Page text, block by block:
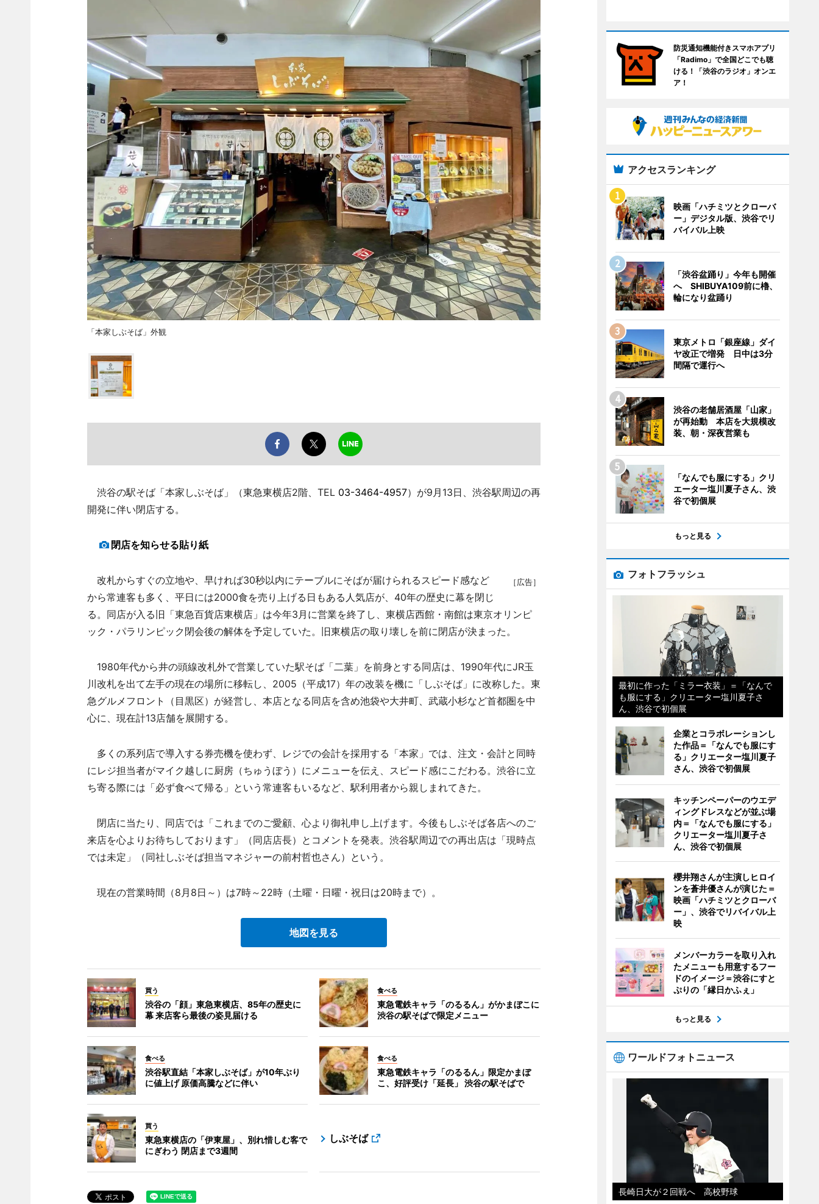
「本家しぶそば」外観
渋谷の駅そば「本家しぶそば」（東急東横店2階、TEL 03-3464-4957）が9月13日、渋谷駅周辺の再
開発に伴い閉店する。
閉店を知らせる貼り紙
［広告］
改札からすぐの立地や、早ければ30秒以内にテーブルにそばが届けられるスピード感など
から常連客も多く、平日には2000食を売り上げる日もある人気店が、40年の歴史に幕を閉じ
る。同店が入る旧「東急百貨店東横店」は今年3月に営業を終了し、東横店西館・南館は東京オリンピ
ック・パラリンピック閉会後の解体を予定していた。旧東横店の取り壊しを前に閉店が決まった。
1980年代から井の頭線改札外で営業していた駅そば「二葉」を前身とする同店は、1990年代にJR玉
川改札を出て左手の現在の場所に移転し、2005（平成17）年の改装を機に「しぶそば」に改称した。東
急グルメフロント（目黒区）が経営し、本店となる同店を含め池袋や大井町、武蔵小杉など首都圏を中
心に、現在計13店舗を展開する。
多くの系列店で導入する券売機を使わず、レジでの会計を採用する「本家」では、注文・会計と同時
にレジ担当者がマイク越しに厨房（ちゅうぼう）にメニューを伝え、スピード感にこだわる。渋谷に立
ち寄る際には「必ず食べて帰る」という常連客もいるなど、駅利用者から親しまれてきた。
閉店に当たり、同店では「これまでのご愛顧、心より御礼申し上げます。今後もしぶそば各店へのご
来店を心よりお待ちしております」（同店店長）とコメントを発表。渋谷駅周辺での再出店は「現時点
では未定」（同社しぶそば担当マネジャーの前村哲也さん）という。
現在の営業時間（8月8日～）は7時～22時（土曜・日曜・祝日は20時まで）。
地図を見る
買う
渋谷の「顔」東急東横店、85年の歴史に
幕 来店客ら最後の姿見届ける
食べる
東急電鉄キャラ「のるるん」がかまぼこに
渋谷の駅そばで限定メニュー
食べる
渋谷駅直結「本家しぶそば」が10年ぶり
に値上げ 原価高騰などに伴い
食べる
東急電鉄キャラ「のるるん」限定かまぼ
こ、好評受け「延長」 渋谷の駅そばで
買う
東急東横店の「伊東屋」、別れ惜しむ客で
にぎわう 閉店まで3週間
しぶそば
防災通知機能付きスマホアプリ
「Radimo」で全国どこでも聴
ける！「渋谷のラジオ」オンエ
ア！
アクセスランキング
映画「ハチミツとクローバ
ー」デジタル版、渋谷でリ
バイバル上映
「渋谷盆踊り」今年も開催
へ SHIBUYA109前に櫓、
輪になり盆踊り
東京メトロ「銀座線」ダイ
ヤ改正で増発 日中は3分
間隔で運行へ
渋谷の老舗居酒屋「山家」
が再始動 本店を大規模改
装、朝・深夜営業も
「なんでも服にする」クリ
エーター塩川夏子さん、渋
谷で初個展
もっと見る
フォトフラッシュ
最初に作った「ミラー衣装」＝「なんで
も服にする」クリエーター塩川夏子さ
ん、渋谷で初個展
企業とコラボレーションし
た作品＝「なんでも服にす
る」クリエーター塩川夏子
さん、渋谷で初個展
キッチンペーパーのウエデ
ィングドレスなどが並ぶ場
内＝「なんでも服にする」
クリエーター塩川夏子さ
ん、渋谷で初個展
櫻井翔さんが主演しヒロイ
ンを蒼井優さんが演じた＝
映画「ハチミツとクローバ
ー」、渋谷でリバイバル上
映
メンバーカラーを取り入れ
たメニューも用意するフー
ドのイメージ＝渋谷にすと
ぷりの「縁日かふぇ」
もっと見る
ワールドフォトニュース
長崎日大が２回戦へ 高校野球